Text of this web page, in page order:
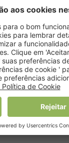
o Estado
últimos anos,
“meia
de
de Saúde.
promover